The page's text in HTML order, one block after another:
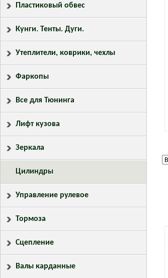
Пластиковый обвес
Кунги. Тенты. Дуги.
Утеплители, коврики, чехлы
Фаркопы
Все для Тюнинга
Лифт кузова
Зеркала
Цилиндры
Управление рулевое
Тормоза
Сцепление
Валы карданные